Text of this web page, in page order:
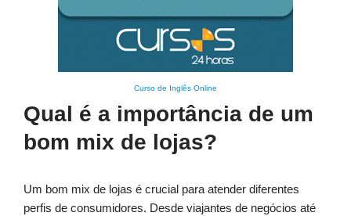
Curso de Inglês Online
Qual é a importância de um
bom mix de lojas?
Um bom mix de lojas é crucial para atender diferentes
perfis de consumidores. Desde viajantes de negócios até